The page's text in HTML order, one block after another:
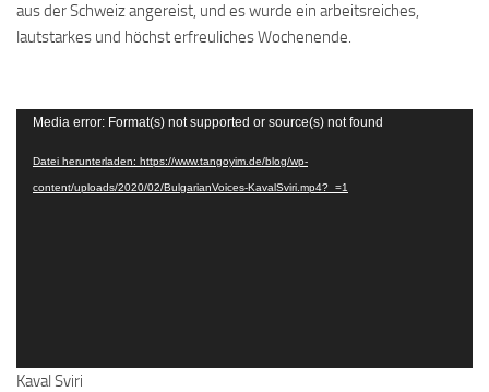
aus der Schweiz angereist, und es wurde ein arbeitsreiches,
lautstarkes und höchst erfreuliches Wochenende.
Video-
Media error: Format(s) not supported or source(s) not found
Datei herunterladen: https://www.tangoyim.de/blog/wp-
content/uploads/2020/02/BulgarianVoices-KavalSviri.mp4?_=1
Kaval Sviri